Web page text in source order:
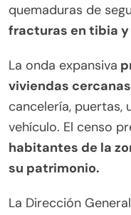
quemaduras de
fracturas en tibia y
La onda expansiva
viviendas
cancelería, puertas,
vehículo. El censo
habitantes de la
su patrimonio.
La Dirección